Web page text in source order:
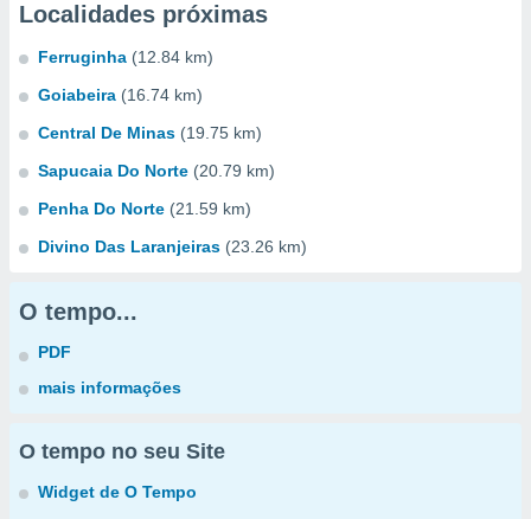
Localidades próximas
Ferruginha (12.84 km)
Goiabeira (16.74 km)
Central De Minas (19.75 km)
Sapucaia Do Norte (20.79 km)
Penha Do Norte (21.59 km)
Divino Das Laranjeiras (23.26 km)
O tempo...
PDF
mais informações
O tempo no seu Site
Widget de O Tempo